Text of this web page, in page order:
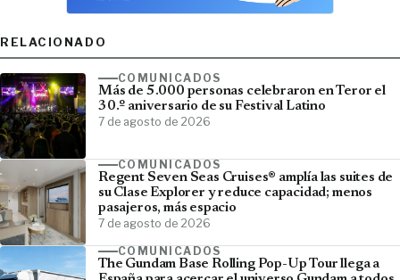
RELACIONADO
COMUNICADOS
Más de 5.000 personas celebraron en Teror el
30.º aniversario de su Festival Latino
7 de agosto de 2026
COMUNICADOS
Regent Seven Seas Cruises® amplía las suites de
su Clase Explorer y reduce capacidad; menos
pasajeros, más espacio
7 de agosto de 2026
COMUNICADOS
The Gundam Base Rolling Pop-Up Tour llega a